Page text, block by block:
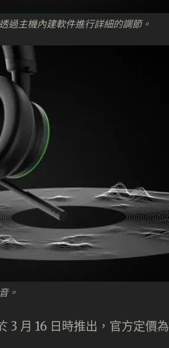
過主機內建軟件進行詳細的調節。
。
月 16 日時推出，官方定價為